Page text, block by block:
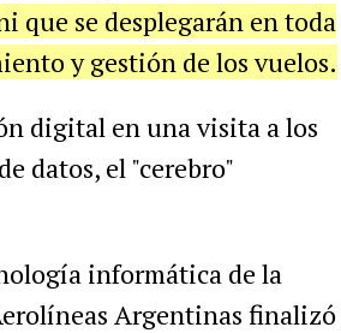
se desplegarán en toda
y gestión de los vuelos.
digital en una visita a los
datos, el "cerebro"
informática de la
Argentinas finalizó